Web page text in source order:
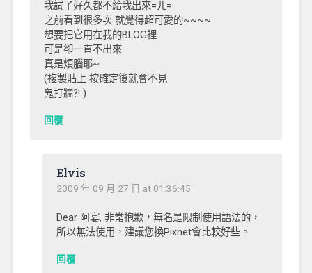
我試了好久都不給我出來=ㄦ=
之前看到很多次 就覺得超可愛的~~~~
想要把它用在我的BLOG裡
可是卻一直不出來
真是煩腦耶~
(複製貼上 按確定後就會不見
鬼打牆?! )
回覆
Elvis
2009 年 09 月 27 日 at 01:36:45
Dear 阿宴, 非常抱歉，無名是限制使用語法的，
所以無法使用，建議您換Pixnet會比較好些。
回覆